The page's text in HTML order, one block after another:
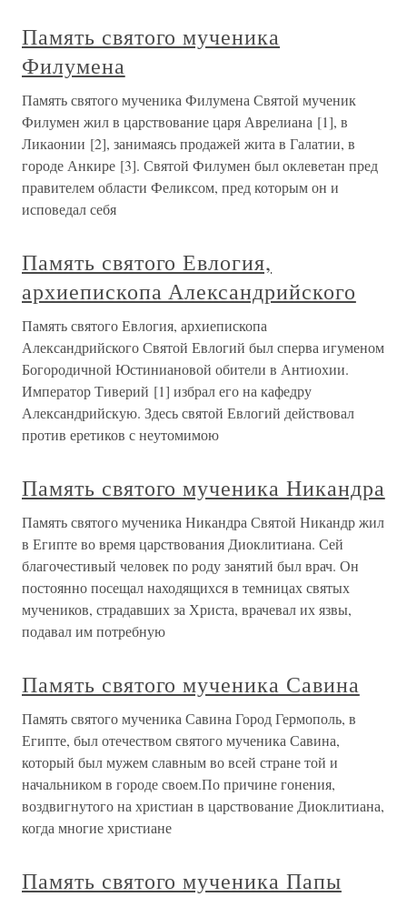
Память святого мученика
Филумена
Память святого мученика Филумена Святой мученик
Филумен жил в царствование царя Аврелиана [1], в
Ликаонии [2], занимаясь продажей жита в Галатии, в
городе Анкире [3]. Святой Филумен был оклеветан пред
правителем области Феликсом, пред которым он и
исповедал себя
Память святого Евлогия,
архиепископа Александрийского
Память святого Евлогия, архиепископа
Александрийского Святой Евлогий был сперва игуменом
Богородичной Юстиниановой обители в Антиохии.
Император Тиверий [1] избрал его на кафедру
Александрийскую. Здесь святой Евлогий действовал
против еретиков с неутомимою
Память святого мученика Никандра
Память святого мученика Никандра Святой Никандр жил
в Египте во время царствования Диоклитиана. Сей
благочестивый человек по роду занятий был врач. Он
постоянно посещал находящихся в темницах святых
мучеников, страдавших за Христа, врачевал их язвы,
подавал им потребную
Память святого мученика Савина
Память святого мученика Савина Город Гермополь, в
Египте, был отечеством святого мученика Савина,
который был мужем славным во всей стране той и
начальником в городе своем.По причине гонения,
воздвигнутого на христиан в царствование Диоклитиана,
когда многие христиане
Память святого мученика Папы